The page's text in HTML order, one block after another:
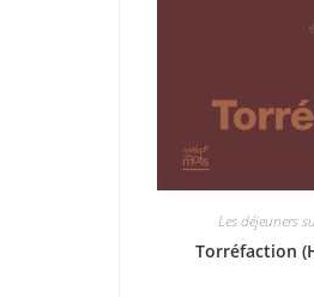
Les déjeuners
Torréfaction